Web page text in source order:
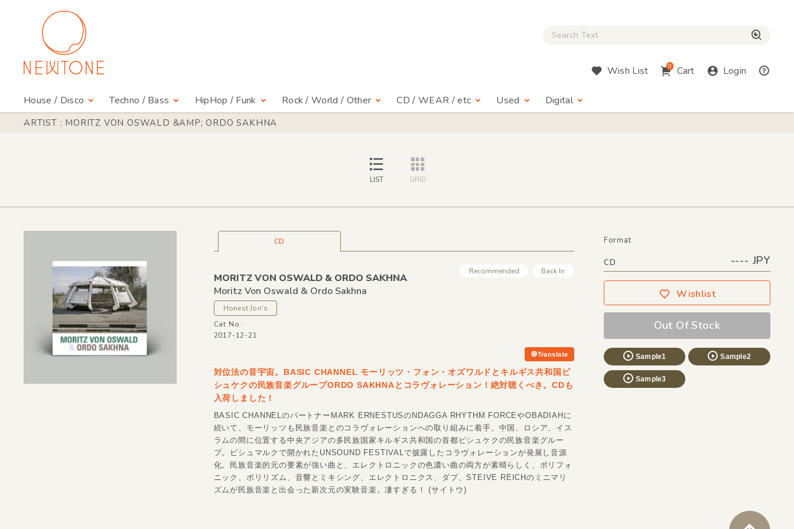
Close Search box
Wish List 0 Cart Login
House / Disco Techno / Bass HipHop / Funk Rock / World / Other CD / WEAR / etc Used Digital
ARTIST : MORITZ VON OSWALD &AMP; ORDO SAKHNA
LIST GRID
CD
Recommended Back In
MORITZ VON OSWALD &ORDO SAKHNA
Moritz Von Oswald &Ordo Sakhna
Honest Jon's
Cat No.:
2017-12-21
Translate
Format
CD ---- JPY
Wishlist
Out Of Stock
Sample1 Sample2
Sample3
対位法の音宇宙。BASIC CHANNEL モーリッツ・フォン・オズワルドとキルギス共和国ビ
シュケクの民族音楽グループORDO SAKHNAとコラヴォレーション！絶対聴くべき。CDも
入荷しました！
BASIC CHANNELのパートナーMARK ERNESTUSのNDAGGA RHYTHM FORCEやOBADIAHに
続いて、モーリッツも民族音楽とのコラヴォレーションへの取り組みに着手。中国、ロシア、イス
ラムの間に位置する中央アジアの多民族国家キルギス共和国の首都ビシュケクの民族音楽グルー
プ。ビシュマルクで開かれたUNSOUND FESTIVALで披露したコラヴォレーションが発展し音源
化。民族音楽的元の要素が強い曲と、エレクトロニックの色濃い曲の両方が素晴らしく、ポリフォ
ニック、ポリリズム、音響とミキシング、エレクトロニクス、ダブ、STEIVE REICHのミニマリ
ズムが民族音楽と出会った新次元の実験音楽。凄すぎる！ (サイトウ)